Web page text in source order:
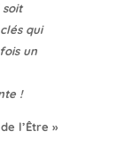
qui
un
!
l’Être »